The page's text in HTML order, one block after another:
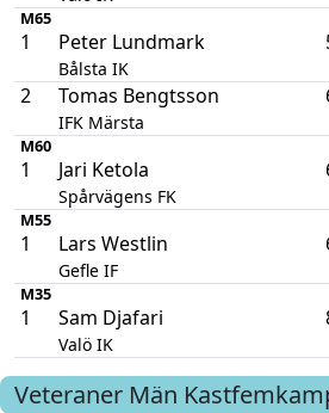
M65
1 Peter Lundmark
Bålsta IK
2 Tomas Bengtsson
IFK Märsta
M60
1 Jari Ketola
Spårvägens FK
M55
1 Lars Westlin
Gefle IF
M35
1 Sam Djafari
Valö IK
Veteraner Män